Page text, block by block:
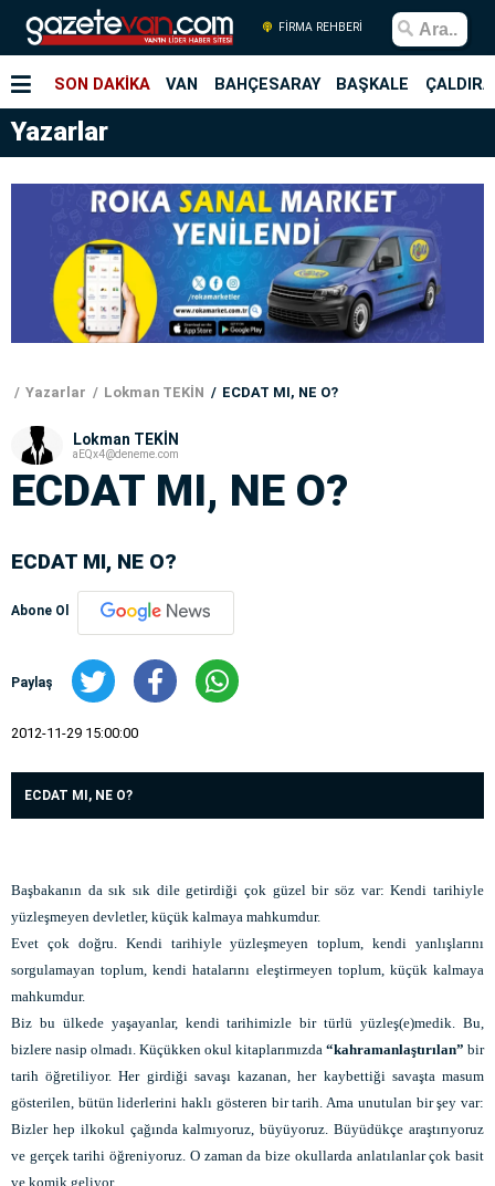
FİRMA REHBERİ
SON DAKİKA VAN BAHÇESARAY BAŞKALE
Yazarlar
Yazarlar Lokman TEKİN ECDAT MI, NE O?
Lokman TEKİN
aEQx4@deneme.com
ECDAT MI, NE O?
ECDAT MI, NE O?
Abone Ol
Paylaş
2012-11-29 15:00:00
ECDAT MI, NE O?
Başbakanın da sık sık dile getirdiği çok güzel bir söz var: Kendi tarihiyle
yüzleşmeyen devletler, küçük kalmaya mahkumdur.
Evet çok doğru. Kendi tarihiyle yüzleşmeyen toplum, kendi yanlışlarını
sorgulamayan toplum, kendi hatalarını eleştirmeyen toplum, küçük kalmaya
mahkumdur.
Biz bu ülkede yaşayanlar, kendi tarihimizle bir türlü yüzleş(e)medik. Bu,
bizlere nasip olmadı. Küçükken okul kitaplarımızda “kahramanlaştırılan” bir
tarih öğretiliyor. Her girdiği savaşı kazanan, her kaybettiği savaşta masum
gösterilen, bütün liderlerini haklı gösteren bir tarih. Ama unutulan bir şey var:
Bizler hep ilkokul çağında kalmıyoruz, büyüyoruz. Büyüdükçe araştırıyoruz
ve gerçek tarihi öğreniyoruz. O zaman da bize okullarda anlatılanlar çok basit
ve komik geliyor.